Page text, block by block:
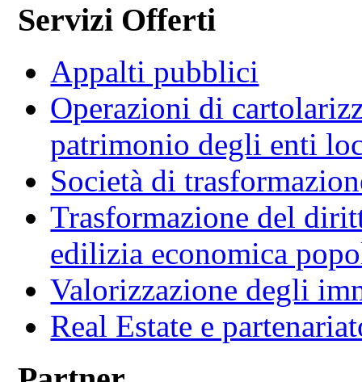
Servizi Offerti
Appalti pubblici
Operazioni di
patrimonio degli enti
Società di
Trasformazione del
edilizia economica
Valorizzazione degli
Real Estate e